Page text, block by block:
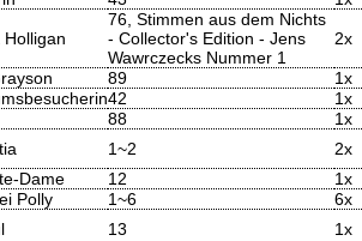
Holligan
76, Stimmen aus dem Nichts
- Collector's Edition - Jens
Wawrczecks Nummer 1
2x
89
1x
42
1x
88
1x
1~2
2x
Dame 12
1x
Polly 1~6
6x
13
1x